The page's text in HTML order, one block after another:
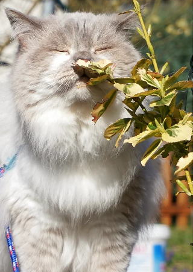
is dit maar water, meer niet. Ook niet minder.
Levensnoodzakelijk vocht. Recht uit de hemel
gezonden. Redelijk proper water, niet naar zweet
stinkend, zoals het water dat ikzelf bij een
produceer. Niet naar urine smakend, zoals ik na een
drankgelag, zelf produceer. Uit het bijna niets mn
edele unieke lichaam verlatend. Meestal kort ervoor
dit tot op heden signalen gev